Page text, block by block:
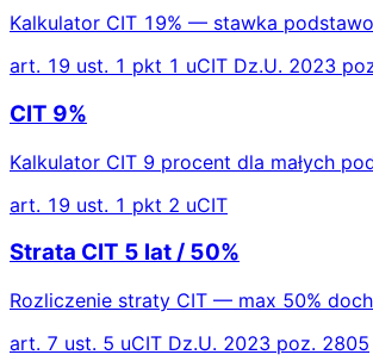
Kalkulator CIT 19% — stawka
art. 19 ust. 1 pkt 1 uCIT Dz.U. 2023
CIT 9%
Kalkulator CIT 9 procent dla małych
art. 19 ust. 1 pkt 2 uCIT
Strata CIT 5 lat / 50%
Rozliczenie straty CIT — max 50%
art. 7 ust. 5 uCIT Dz.U. 2023 poz. 2805